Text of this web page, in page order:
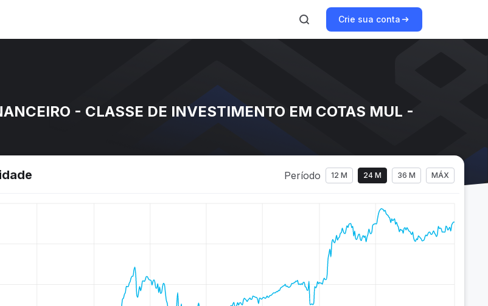
Crie sua conta
- CLASSE DE INVESTIMENTO EM COTAS MUL -
Período 12 M 24 M 36 M MÁX